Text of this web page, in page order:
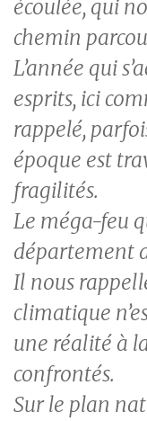
écoulée, qui
chemin
L’année qui
esprits, ici
rappelé,
époque est
fragilités.
Le méga-feu
département
Il nous
climatique
une réalité à
confrontés.
Sur le plan